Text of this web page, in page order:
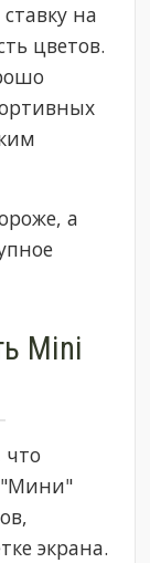
на
цветов.
а
Mini
что
"Мини"
экрана.